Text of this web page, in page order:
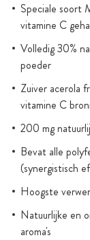
Speciale soort
vitamine C
Volledig 30%
poeder
Zuiver acerola
vitamine C
200 mg
Bevat alle
(synergistisch
Hoogste
Natuurlijke en
aroma's